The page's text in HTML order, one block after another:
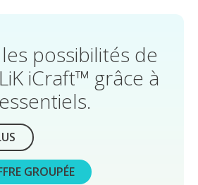
possibilités de
iCraft™ grâce à
GROUPÉE